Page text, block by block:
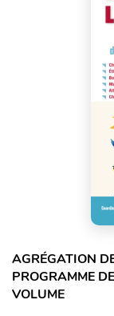
AGRÉGATION
PROGRAMME
VOLUME